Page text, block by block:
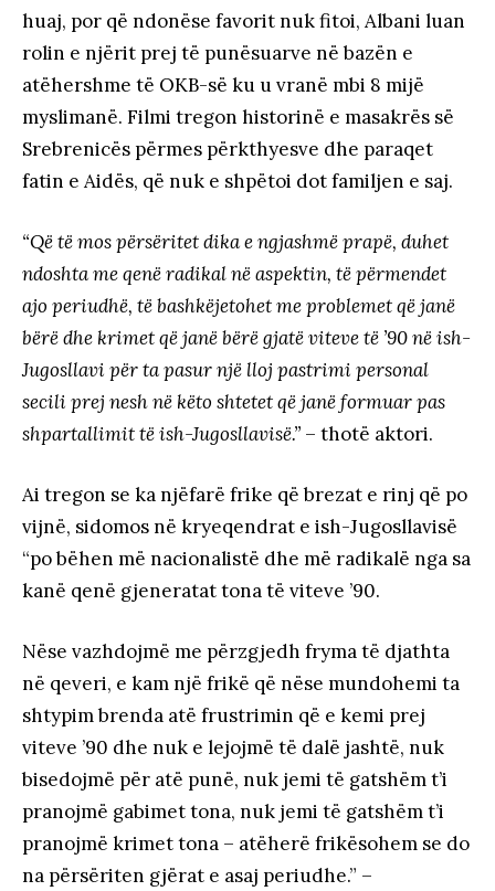
huaj, por që ndonëse favorit nuk fitoi, Albani luan
rolin e njërit prej të punësuarve në bazën e
atëhershme të OKB-së ku u vranë mbi 8 mijë
myslimanë. Filmi tregon historinë e masakrës së
Srebrenicës përmes përkthyesve dhe paraqet
fatin e Aidës, që nuk e shpëtoi dot familjen e saj.
“Që të mos përsëritet diҫka e ngjashmë prapë, duhet
ndoshta me qenë radikal në aspektin, të përmendet
ajo periudhë, të bashkëjetohet me problemet që janë
bërë dhe krimet që janë bërë gjatë viteve të ’90 në ish-
Jugosllavi për ta pasur një lloj pastrimi personal
secili prej nesh në këto shtetet që janë formuar pas
shpartallimit të ish-Jugosllavisë.” – thotë aktori.
Ai tregon se ka njëfarë frike që brezat e rinj që po
vijnë, sidomos në kryeqendrat e ish-Jugosllavisë
“po bëhen më nacionalistë dhe më radikalë nga sa
kanë qenë gjeneratat tona të viteve ’90.
Nëse vazhdojmë me përzgjedh fryma të djathta
në qeveri, e kam një frikë që nëse mundohemi ta
shtypim brenda atë frustrimin që e kemi prej
viteve ’90 dhe nuk e lejojmë të dalë jashtë, nuk
bisedojmë për atë punë, nuk jemi të gatshëm t’i
pranojmë gabimet tona, nuk jemi të gatshëm t’i
pranojmë krimet tona – atëherë frikësohem se do
na përsëriten gjërat e asaj periudhe.” –